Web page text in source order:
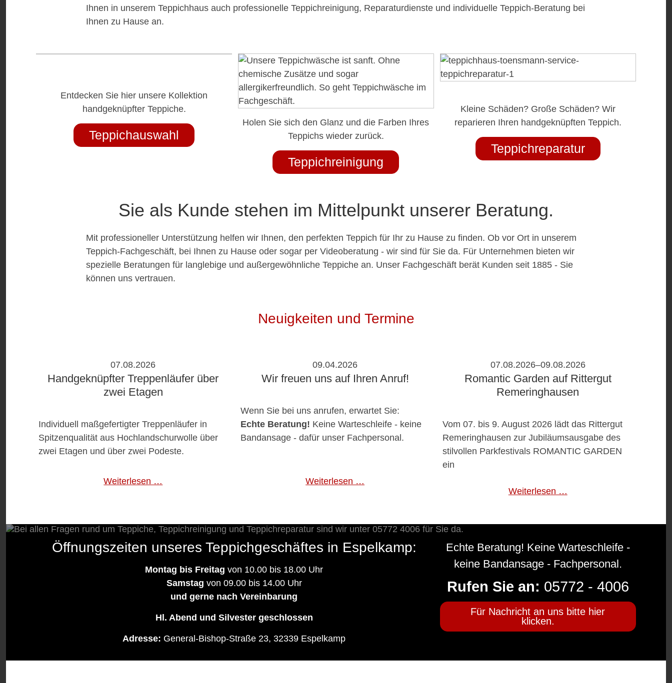
Ihnen in unserem Teppichhaus auch professionelle Teppichreinigung, Reparaturdienste und individuelle Teppich-Beratung bei
Ihnen zu Hause an.
Entdecken Sie hier unsere Kollektion
handgeknüpfter Teppiche.
Teppichauswahl
Holen Sie sich den Glanz und die Farben Ihres
Teppichs wieder zurück.
Teppichreinigung
Kleine Schäden? Große Schäden? Wir
reparieren Ihren handgeknüpften Teppich.
Teppichreparatur
Sie als Kunde stehen im Mittelpunkt unserer Beratung.
Mit professioneller Unterstützung helfen wir Ihnen, den perfekten Teppich für Ihr zu Hause zu finden. Ob vor Ort in unserem
Teppich-Fachgeschäft, bei Ihnen zu Hause oder sogar per Videoberatung - wir sind für Sie da. Für Unternehmen bieten wir
spezielle Beratungen für langlebige und außergewöhnliche Teppiche an. Unser Fachgeschäft berät Kunden seit 1885 - Sie
können uns vertrauen.
Neuigkeiten und Termine
07.08.2026
Handgeknüpfter Treppenläufer über
zwei Etagen
Individuell maßgefertigter Treppenläufer in
Spitzenqualität aus Hochlandschurwolle über
zwei Etagen und über zwei Podeste.
Weiterlesen …
09.04.2026
Wir freuen uns auf Ihren Anruf!
Wenn Sie bei uns anrufen, erwartet Sie:
Echte Beratung! Keine Warteschleife - keine
Bandansage - dafür unser Fachpersonal.
Weiterlesen …
07.08.2026–09.08.2026
Romantic Garden auf Rittergut
Remeringhausen
Vom 07. bis 9. August 2026 lädt das Rittergut
Remeringhausen zur Jubiläumsausgabe des
stilvollen Parkfestivals ROMANTIC GARDEN
ein
Weiterlesen …
Öffnungszeiten unseres Teppichgeschäftes in Espelkamp:
Montag bis Freitag von 10.00 bis 18.00 Uhr
Samstag von 09.00 bis 14.00 Uhr
und gerne nach Vereinbarung
Hl. Abend und Silvester geschlossen
Adresse: General-Bishop-Straße 23, 32339 Espelkamp
Echte Beratung! Keine Warteschleife -
keine Bandansage - Fachpersonal.
Rufen Sie an: 05772 - 4006
Für Nachricht an uns bitte hier
klicken.